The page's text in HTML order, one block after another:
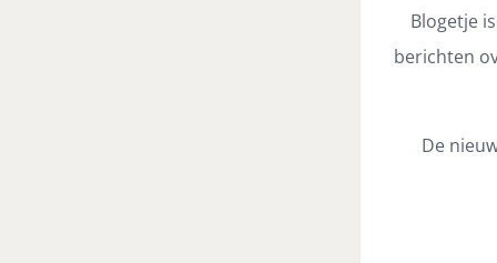
Blogetje
berichten
De